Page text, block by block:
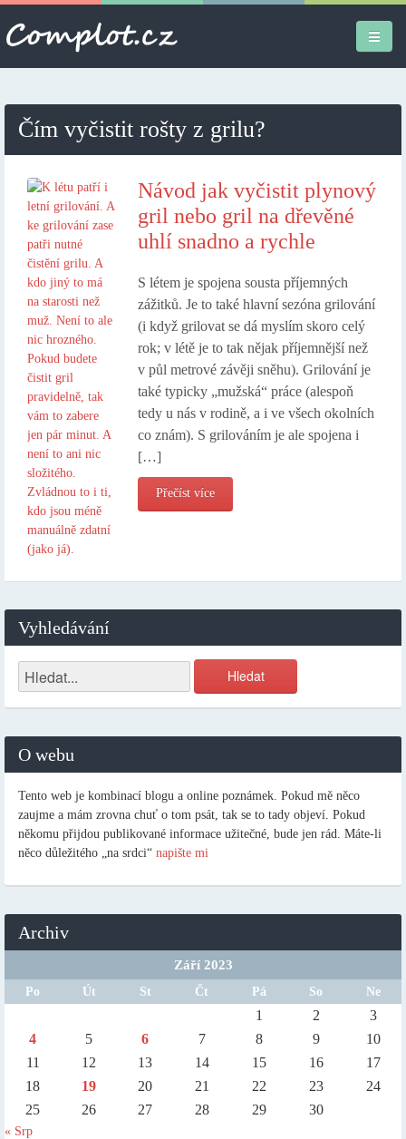
Různé
Osobní
Apple iPad
Práce
Čím vyčistit rošty z grilu?
Návod jak vyčistit plynový
gril nebo gril na dřevěné
uhlí snadno a rychle
S létem je spojena sousta příjemných
zážitků. Je to také hlavní sezóna grilování
(i když grilovat se dá myslím skoro celý
rok; v létě je to tak nějak příjemnější než
v půl metrové závěji sněhu). Grilování je
také typicky „mužská“ práce (alespoň
tedy u nás v rodině, a i ve všech okolních
co znám). S grilováním je ale spojena i
[…]
Přečíst více
Vyhledávání
O webu
Tento web je kombinací blogu a online poznámek. Pokud mě něco
zaujme a mám zrovna chuť o tom psát, tak se to tady objeví. Pokud
někomu přijdou publikované informace užitečné, bude jen rád. Máte-li
něco důležitého „na srdci“ napište mi
Archiv
Září 2023
Po Út St Čt Pá So Ne
1 2
3
4
5 6 7 8 9
10
11
12 13 14 15 16
17
18
19 20 21 22 23
24
25
26 27 28 29 30
« Srp